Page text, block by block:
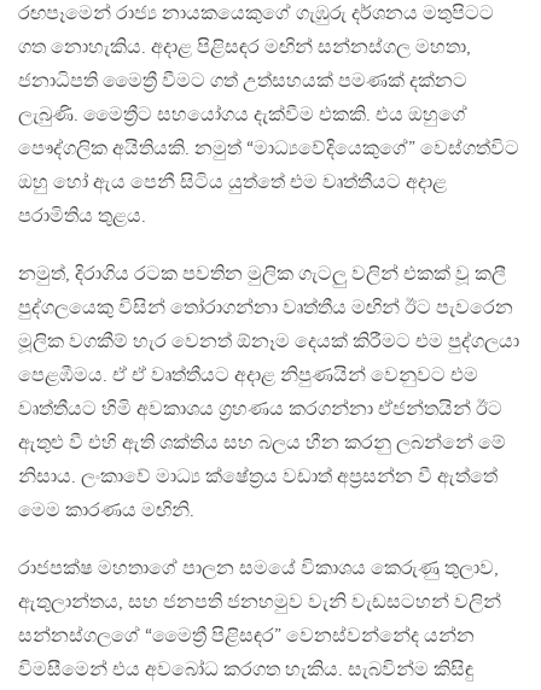
රඟපෑමෙන් රාජ්‍ය නායකයෙකුගේ ගැඹුරු දර්ශනය මතුපිටට
ගත නොහැකිය. අදාළ පිළිසඳර මඟින් සන්නස්ගල මහතා,
ජනාධිපති මෛත්‍රී වීමට ගත් උත්සහයක් පමණක් දක්නට
ලැබුණි. මෛත්‍රීට සහයෝගය දැක්වීම එකකි. එය ඔහුගේ
පෞද්ගලික අයිතියකි. නමුත් “මාධ්‍යවේදියෙකුගේ” වෙස්ගත්විට
ඔහු හෝ ඇය පෙනී සිටිය යුත්තේ එම වෘත්තීයට අදාළ
පරාමිතිය තුළය.
නමුත්, දිරාගිය රටක පවතින මුලික ගැටලු වලින් එකක් වූ කලී
පුද්ගලයෙකු විසින් තෝරාගන්නා වෘත්තීය මඟින් ඊට පැවරෙන
මූලික වගකීම් හැර වෙනත් ඕනෑම දෙයක් කිරීමට එම පුද්ගලයා
පෙළඹීමය. ඒ ඒ වෘත්තීයට අදාළ නිපුණයින් වෙනුවට එම
වෘත්තීයට හිමි අවකාශය ග්‍රහණය කරගන්නා ඒජන්තයින් ඊට
ඇතුළු වී එහි ඇති ශක්තිය සහ බලය හීන කරනු ලබන්නේ මේ
නිසාය. ලංකාවේ මාධ්‍ය ක්ෂේත්‍රය වඩාත් අප්‍රසන්න වී ඇත්තේ
මෙම කාරණය මඟිනි.
රාජපක්ෂ මහතාගේ පාලන සමයේ විකාශය කෙරුණු තුලාව,
ඇතුලාන්තය, සහ ජනපති ජනහමුව වැනි වැඩසටහන් වලින්
සන්නස්ගලගේ “මෛත්‍රී පිළිසඳර” වෙනස්වන්නේද යන්න
විමසීමෙන් එය අවබෝධ කරගත හැකිය. සැබවින්ම කිසිඳු